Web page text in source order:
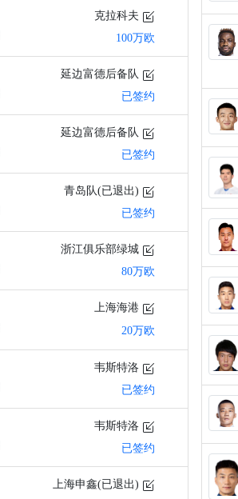
克拉科夫
100万欧
延边富德后备队
已签约
延边富德后备队
已签约
青岛队(已退出)
已签约
浙江俱乐部绿城
80万欧
上海海港
20万欧
韦斯特洛
已签约
韦斯特洛
已签约
上海申鑫(已退出)